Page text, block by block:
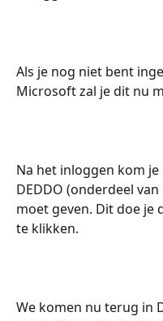
Als je nog niet bent
Microsoft zal je dit nu
Na het inloggen kom
DEDDO (onderdeel
moet geven. Dit doe je
te klikken.
We komen nu terug in